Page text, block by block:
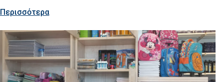
Περισσότερα